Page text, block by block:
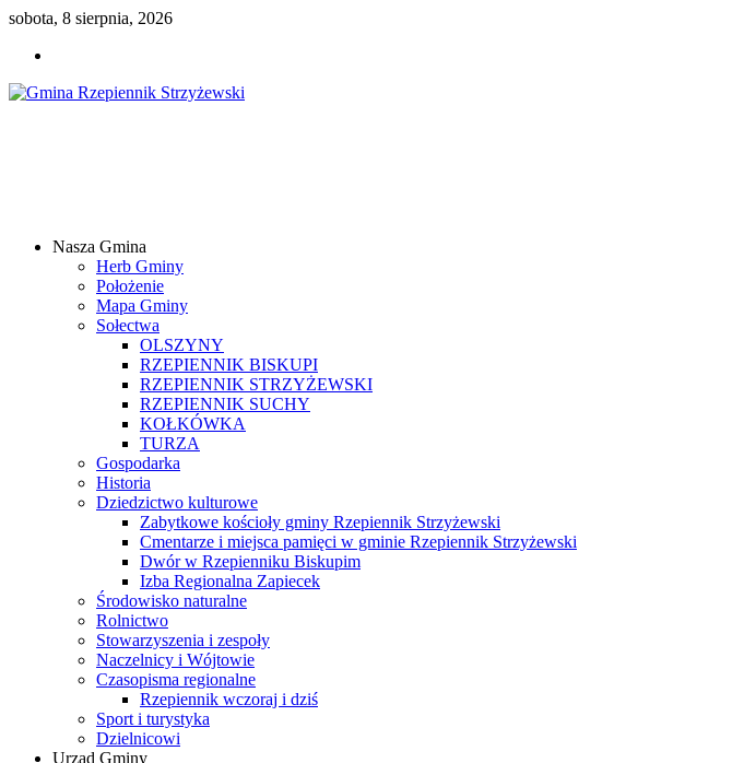
sobota, 8 sierpnia, 2026
Samorządowy
Internetowy
Nasza Gmina
Herb Gminy
Położenie
Mapa Gminy
Sołectwa
OLSZYNY
RZEPIENNIK BISKUPI
RZEPIENNIK STRZYŻEWSKI
RZEPIENNIK SUCHY
KOŁKÓWKA
TURZA
Gospodarka
Historia
Dziedzictwo kulturowe
Zabytkowe kościoły gminy Rzepiennik Strzyżewski
Cmentarze i miejsca pamięci w gminie Rzepiennik Strzyżewski
Dwór w Rzepienniku Biskupim
Izba Regionalna Zapiecek
Środowisko naturalne
Rolnictwo
Stowarzyszenia i zespoły
Naczelnicy i Wójtowie
Czasopisma regionalne
Rzepiennik wczoraj i dziś
Sport i turystyka
Dzielnicowi
Urząd Gminy